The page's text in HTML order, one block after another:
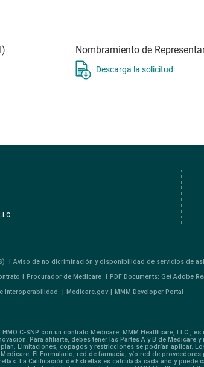
Nombramiento de
Descarga la solicitud
Aviso de no dicriminación y disponibilidad de servicios de
Procurador de Medicare PDF Documents: Get Adobe
Interoperabilidad Medicare.gov MMM Developer Portal
HMO C-SNP con un contrato Medicare. MMM Healthcare,
Para afiliarte, debes tener las Partes A y B de
Limitaciones, copagos y restricciones se podrían aplicar.
El Formulario, red de farmacia, y/o red de
La Calificación de Estrellas es calculada cada año y